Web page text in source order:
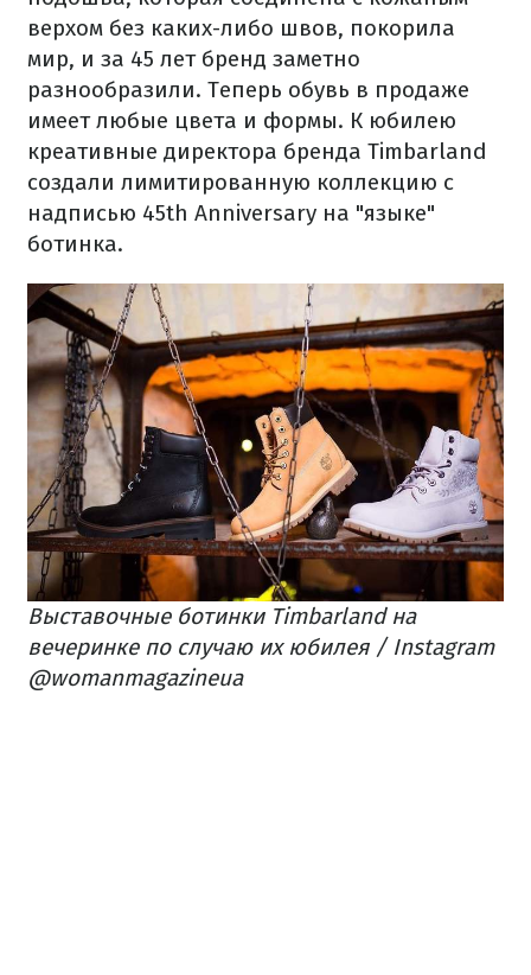
верхом без каких-либо швов, покорила
мир, и за 45 лет бренд заметно
разнообразили. Теперь обувь в продаже
имеет любые цвета и формы. К юбилею
креативные директора бренда Timbarland
создали лимитированную коллекцию с
надписью 45th Аnniversary на "языке"
ботинка.
Выставочные ботинки Timbarland на
вечеринке по случаю их юбилея / Instagram
@womanmagazineua